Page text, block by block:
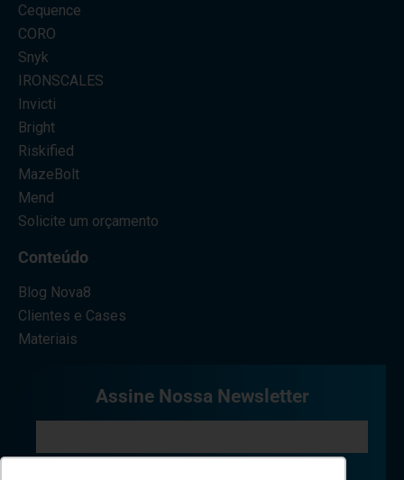
Cequence
CORO
Snyk
IRONSCALES
Invicti
Bright
Riskified
MazeBolt
Mend
Solicite um orçamento
Conteúdo
Blog Nova8
Clientes e Cases
Materiais
Assine Nossa Newsletter